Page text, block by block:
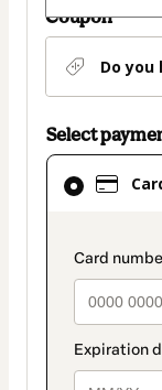
Coupon
Do you
Select
Card
selected
method